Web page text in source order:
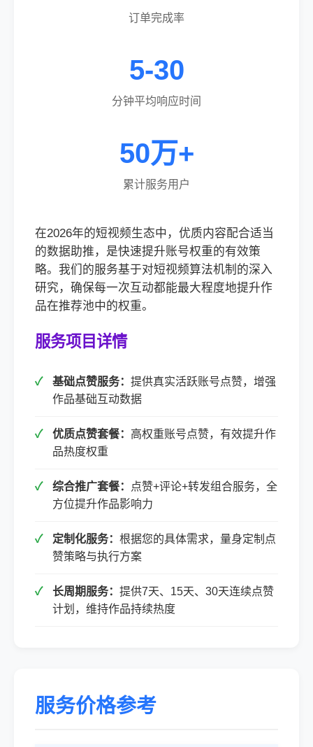
订单完成率
5-30
分钟平均响应时间
50万+
累计服务用户
在2026年的短视频生态中，优质内容配合适当
的数据助推，是快速提升账号权重的有效策
略。我们的服务基于对短视频算法机制的深入
研究，确保每一次互动都能最大程度地提升作
品在推荐池中的权重。
服务项目详情
基础点赞服务： 提供真实活跃账号点赞，增强
作品基础互动数据
优质点赞套餐： 高权重账号点赞，有效提升作
品热度权重
综合推广套餐：
点赞+评论+转发组合服务，全
方位提升作品影响力
定制化服务： 根据您的具体需求，量身定制点
赞策略与执行方案
长周期服务： 提供7天、15天、30天连续点赞
计划，维持作品持续热度
服务价格参考